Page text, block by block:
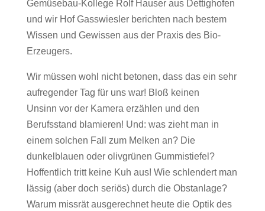
Gemüsebau-Kollege Rolf Hauser aus Dettighofen
und wir Hof Gasswiesler berichten nach bestem
Wissen und Gewissen aus der Praxis des Bio-
Erzeugers.
Wir müssen wohl nicht betonen, dass das ein sehr
aufregender Tag für uns war! Bloß keinen
Unsinn vor der Kamera erzählen und den
Berufsstand blamieren! Und: was zieht man in
einem solchen Fall zum Melken an? Die
dunkelblauen oder olivgrünen Gummistiefel?
Hoffentlich tritt keine Kuh aus! Wie schlendert man
lässig (aber doch seriös) durch die Obstanlage?
Warum missrät ausgerechnet heute die Optik des